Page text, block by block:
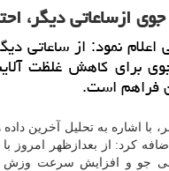
ازساعاتی دیگر،
نمود: از ساعاتی
برای كاهش غلظت
فراهم است.
با اشاره به تحلیل آخرین داده
كرد: از بعدازظهر امروز با
جو و افزایش سرعت وزش